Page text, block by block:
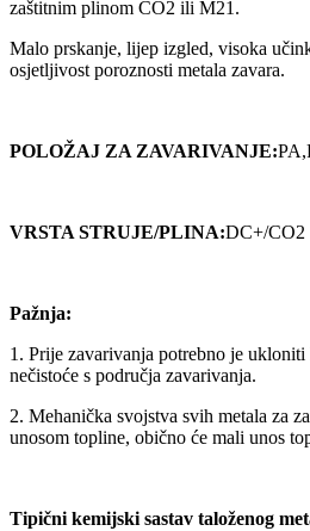
zaštitnim plinom CO2 ili M21.
Malo prskanje, lijep izgled, visoka
osjetljivost poroznosti metala zavara.
POLOŽAJ ZA ZAVARIVANJE:
VRSTA STRUJE/PLINA:DC+/CO2
Pažnja:
1. Prije zavarivanja potrebno je
nečistoće s područja zavarivanja.
2. Mehanička svojstva svih metala za
unosom topline, obično će mali unos
Tipični kemijski sastav taloženog